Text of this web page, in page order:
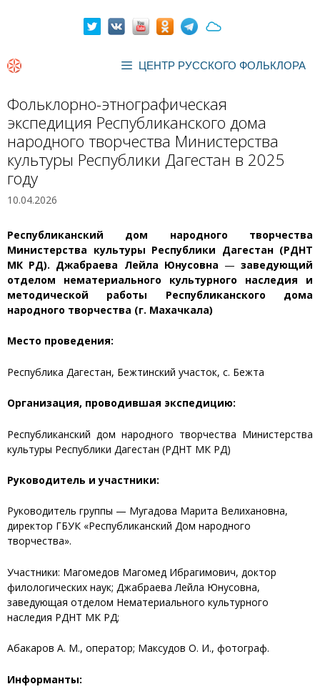
ЦЕНТР РУССКОГО ФОЛЬКЛОРА
Фольклорно-этнографическая
экспедиция Республиканского дома
народного творчества Министерства
культуры Республики Дагестан в 2025
году
10.04.2026
Республиканский дом народного творчества
Министерства культуры Республики Дагестан (РДНТ
МК РД). Джабраева Лейла Юнусовна —заведующий
отделом нематериального культурного наследия и
методической работы Республиканского дома
народного творчества (г. Махачкала)
Место проведения:
Республика Дагестан, Бежтинский участок, с. Бежта
Организация, проводившая экспедицию:
Республиканский дом народного творчества Министерства
культуры Республики Дагестан (РДНТ МК РД)
Руководитель и участники:
Руководитель группы — Мугадова Марита Велихановна,
директор ГБУК «Республиканский Дом народного
творчества».
Участники: Магомедов Магомед Ибрагимович, доктор
филологических наук; Джабраева Лейла Юнусовна,
заведующая отделом Нематериального культурного
наследия РДНТ МК РД;
Абакаров А. М., оператор; Максудов О. И., фотограф.
Информанты: